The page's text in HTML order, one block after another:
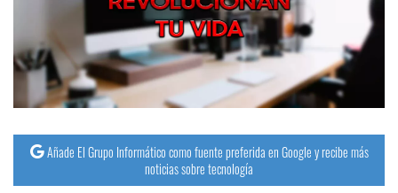
Operadores
Trucos
y
Tutoriales
Añade El Grupo Informático como fuente preferida en Google y recibe más
noticias sobre tecnología